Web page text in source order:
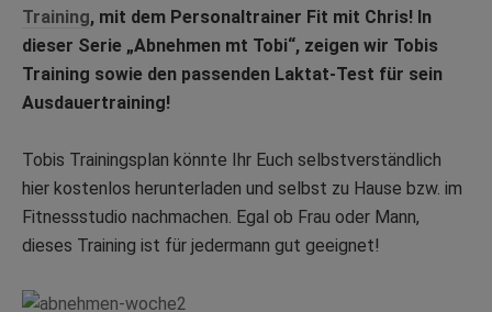
Training, mit dem Personaltrainer Fit mit Chris! In
dieser Serie „Abnehmen mt Tobi“, zeigen wir Tobis
Training sowie den passenden Laktat-Test für sein
Ausdauertraining!
Tobis Trainingsplan könnte Ihr Euch selbstverständlich
hier kostenlos herunterladen und selbst zu Hause bzw. im
Fitnessstudio nachmachen. Egal ob Frau oder Mann,
dieses Training ist für jedermann gut geeignet!